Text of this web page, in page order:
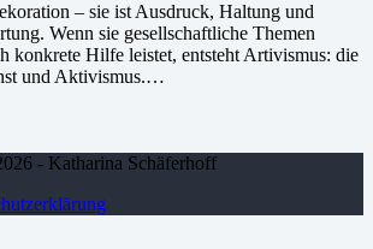
– sie ist Ausdruck, Haltung und
Wenn sie gesellschaftliche Themen
konkrete Hilfe leistet, entsteht Artivismus: die
und Aktivismus.…
- Katharina Schäferhoff